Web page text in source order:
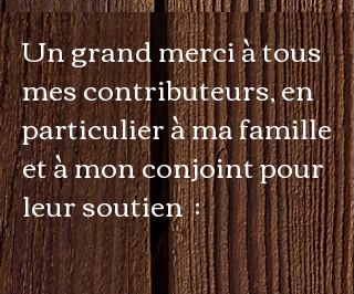
Un grand merci à tous
mes contributeurs, en
particulier à ma famille
et à mon conjoint pour
leur soutien :